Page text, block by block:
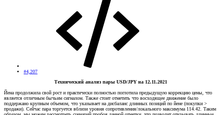
#4,207
Технический анализ пары USD/JPY на 12.11.2021
Йена продолжила свой рост и практически полностью поглотила предыдущую коррекцию цены, что
является отличным бычьим сигналом. Также стоит отметить что восходящее движение было
поддержано крупным объемом, что указывает на дисбаланс длинных позиций по йене (покупки >
продажи). Сейчас пара торгуется вблизи уровня сопротивления/локального максимума 114.42. Таким